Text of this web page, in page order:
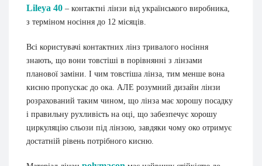
Lileya 40 – контактні лінзи від українського виробника,
з терміном носіння до 12 місяців.
Всі користувачі контактних лінз тривалого носіння
знають, що вони товстіші в порівнянні з лінзами
планової заміни. І чим товстіша лінза, тим менше вона
кисню пропускає до ока. АЛЕ розумний дизайн лінзи
розрахований таким чином, що лінза має хорошу посадку
і правильну рухливість на оці, що забезпечує хорошу
циркуляцію сльози під лінзою, завдяки чому око отримує
достатній рівень потрібного кисню.